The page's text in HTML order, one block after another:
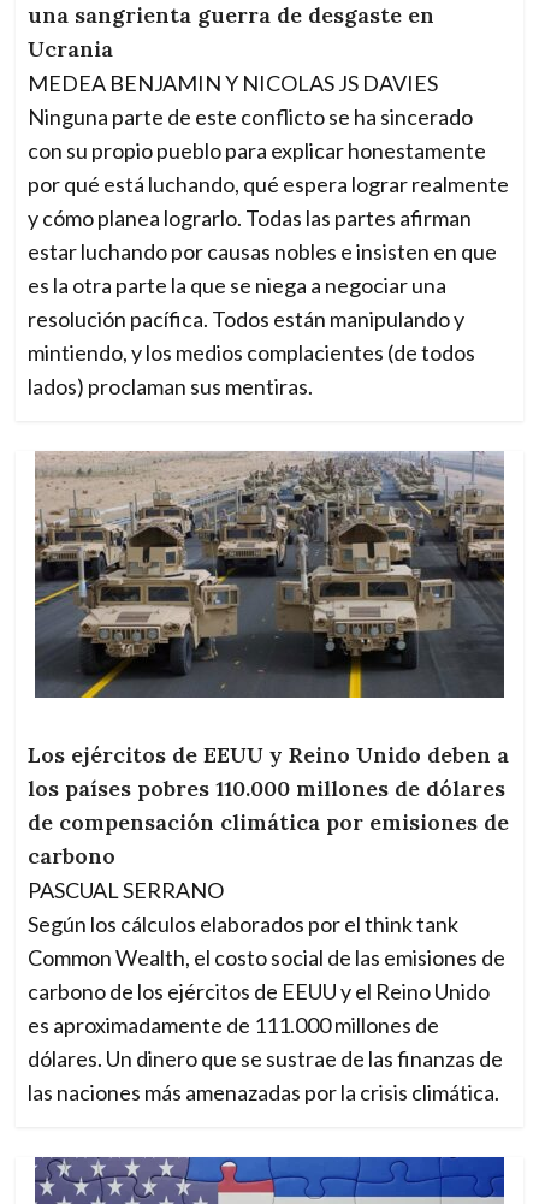
una sangrienta guerra de desgaste en
Ucrania
MEDEA BENJAMIN Y NICOLAS JS DAVIES
Ninguna parte de este conflicto se ha sincerado
con su propio pueblo para explicar honestamente
por qué está luchando, qué espera lograr realmente
y cómo planea lograrlo. Todas las partes afirman
estar luchando por causas nobles e insisten en que
es la otra parte la que se niega a negociar una
resolución pacífica. Todos están manipulando y
mintiendo, y los medios complacientes (de todos
lados) proclaman sus mentiras.
Los ejércitos de EEUU y Reino Unido deben a
los países pobres 110.000 millones de dólares
de compensación climática por emisiones de
carbono
PASCUAL SERRANO
Según los cálculos elaborados por el think tank
Common Wealth, el costo social de las emisiones de
carbono de los ejércitos de EEUU y el Reino Unido
es aproximadamente de 111.000 millones de
dólares. Un dinero que se sustrae de las finanzas de
las naciones más amenazadas por la crisis climática.